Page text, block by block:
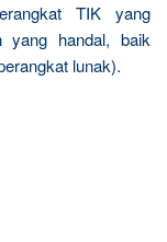
TIK yang
handal, baik
lunak).